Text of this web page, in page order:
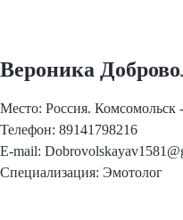
Вероника
Место: Россия.
Телефон: 89141798216
E-mail:
Специализация: Эмотолог